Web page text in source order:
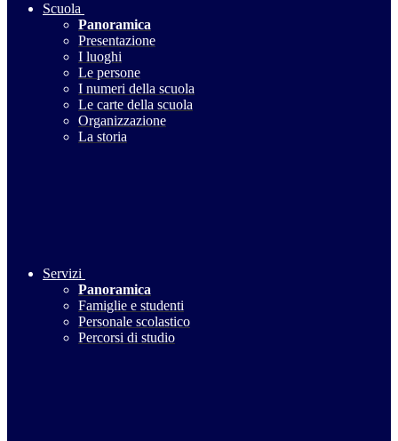
Scuola
Panoramica
Presentazione
I luoghi
Le persone
I numeri della scuola
Le carte della scuola
Organizzazione
La storia
Servizi
Panoramica
Famiglie e studenti
Personale scolastico
Percorsi di studio